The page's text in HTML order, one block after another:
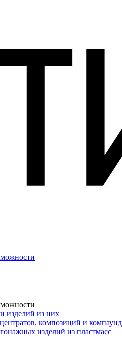
изделий из них
композиций и
изделий из пластмасс